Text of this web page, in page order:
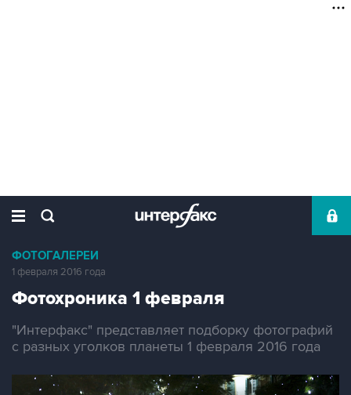
ФОТОГАЛЕРЕИ
1 февраля 2016 года
Фотохроника 1 февраля
"Интерфакс" представляет подборку фотографий
с разных уголков планеты 1 февраля 2016 года